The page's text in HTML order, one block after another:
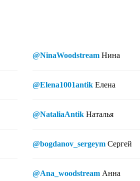
@NinaWoodstream Нина
@Elena1001antik Елена
@NataliaAntik Наталья
@bogdanov_sergeym Сергей
@Ana_woodstream Анна